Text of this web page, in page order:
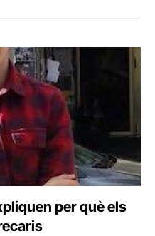
per què els